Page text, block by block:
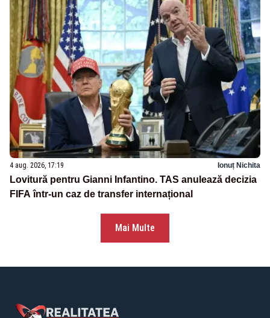
4 aug. 2026, 17:19 Ionuț Nichita
Lovitură pentru Gianni Infantino. TAS anulează decizia
FIFA într-un caz de transfer internațional
Mai Multe